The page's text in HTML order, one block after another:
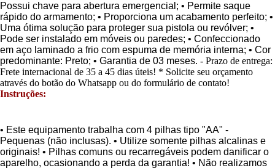
Possui chave para abertura emergencial; • Permite saque
rápido do armamento; • Proporciona um acabamento perfeito; •
Uma ótima solução para proteger sua pistola ou revólver; •
Pode ser instalado em móveis ou paredes; • Confeccionado
em aço laminado a frio com espuma de memória interna; • Cor
predominante: Preto; • Garantia de 03 meses. - Prazo de entrega:
Frete internacional de 35 a 45 dias úteis! * Solicite seu orçamento
através do botão do Whatsapp ou do formulário de contato!
Instruções:
• Este equipamento trabalha com 4 pilhas tipo "AA" -
Pequenas (não inclusas). • Utilize somente pilhas alcalinas e
originais! • Pilhas comuns ou recarregáveis podem danificar o
aparelho, ocasionando a perda da garantia! • Não realizamos